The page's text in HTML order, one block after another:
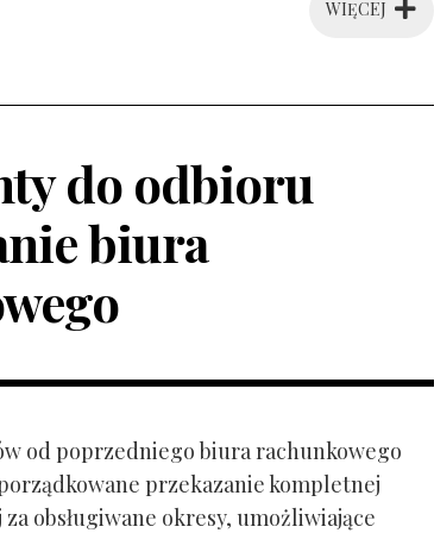
WIĘCEJ
do odbioru
biura
od poprzedniego biura rachunkowego
przekazanie kompletnej
obsługiwane okresy, umożliwiające